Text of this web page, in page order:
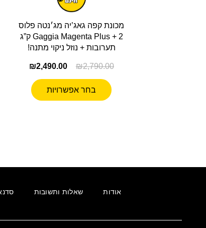
מכונת קפה גאג’יה מג׳נטה פלוס
Gaggia Magenta Plus + 2 ק”ג
תערובות + נוזל ניקוי מתנה!
₪2,790.00
₪2,490.00
בחר אפשרויות
אודות שאלות ותשובות